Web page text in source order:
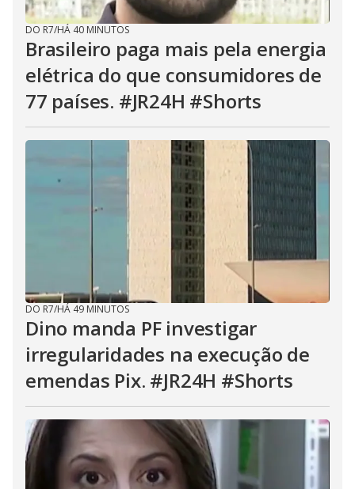
DO R7/HÁ 40 MINUTOS
Brasileiro paga mais pela energia
elétrica do que consumidores de
77 países. #JR24H #Shorts
DO R7/HÁ 49 MINUTOS
Dino manda PF investigar
irregularidades na execução de
emendas Pix. #JR24H #Shorts